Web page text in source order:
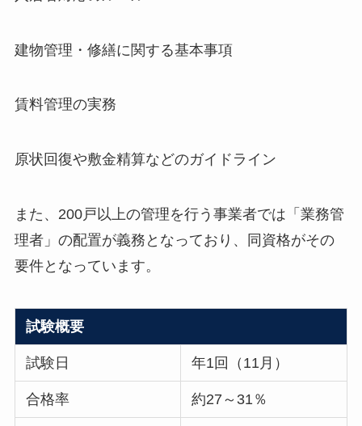
建物管理・修繕に関する基本事項
賃料管理の実務
原状回復や敷金精算などのガイドライン
また、200戸以上の管理を行う事業者では「業務管
理者」の配置が義務となっており、同資格がその
要件となっています。
試験概要
試験日 年1回（11月）
合格率 約27～31％